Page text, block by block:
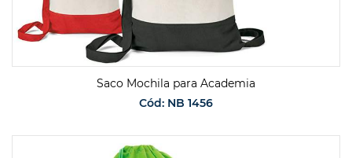
Saco Mochila para Academia
Cód: NB 1456
SOLICITAR ORÇAMENTO